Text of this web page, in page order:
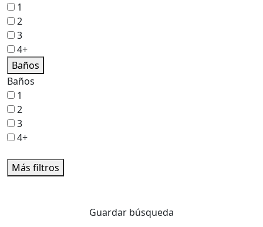
1
2
3
4+
Baños
Baños
1
2
3
4+
Más filtros
Guardar búsqueda